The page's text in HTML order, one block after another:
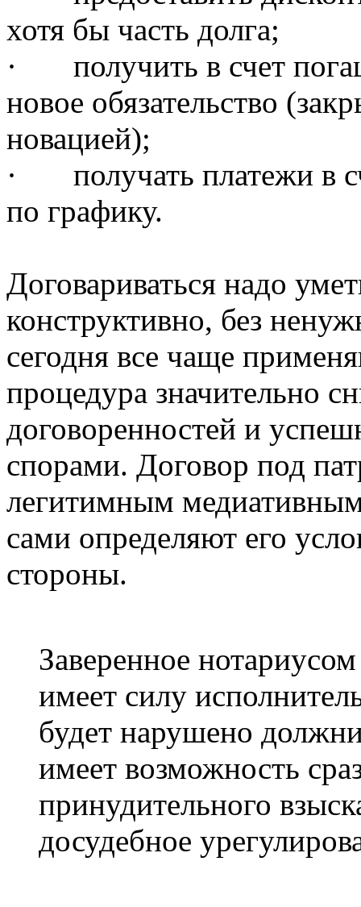
хотя бы часть долга;
·
получить в счет
новое обязательство
новацией);
·
получать платежи в
по графику.
Договариваться надо
конструктивно, без
сегодня все чаще
процедура значительно
договоренностей и
спорами. Договор под
легитимным
сами определяют его
стороны.
Заверенное
имеет силу
будет нарушено
имеет возможность
принудительного
досудебное